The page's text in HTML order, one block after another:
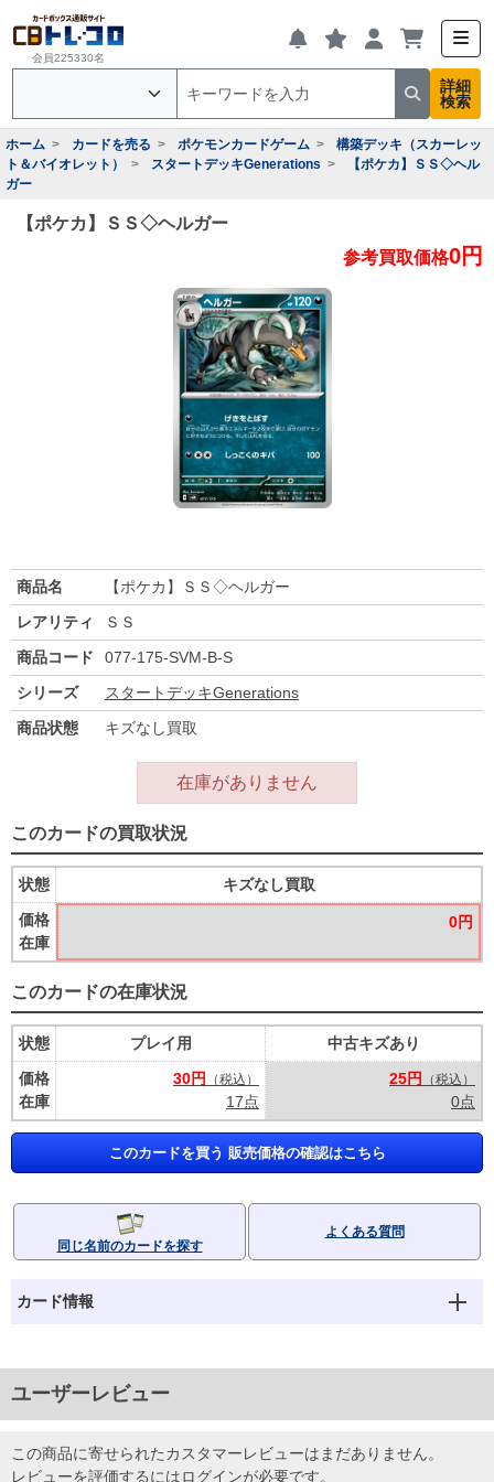
会員225330名
詳細
検索
ホーム カードを売る ポケモンカードゲーム
構築デッキ（スカーレッ
ト＆バイオレット）
スタートデッキGenerations
【ポケカ】ＳＳ◇ヘル
ガー
【ポケカ】ＳＳ◇ヘルガー
参考買取価格0円
商品名
【ポケカ】ＳＳ◇ヘルガー
レアリティ
ＳＳ
商品コード
077-175-SVM-B-S
シリーズ
スタートデッキGenerations
商品状態
キズなし買取
在庫がありません
このカードの買取状況
状態
価格
在庫
キズなし買取
0円
このカードの在庫状況
状態
価格
在庫
プレイ用
30円
（税込）
17点
中古キズあり
25円
（税込）
0点
このカードを買う 販売価格の確認はこちら
同じ名前のカードを探す
よくある質問
カード情報
ユーザーレビュー
この商品に寄せられたカスタマーレビューはまだありません。
レビューを評価するにはログインが必要です。